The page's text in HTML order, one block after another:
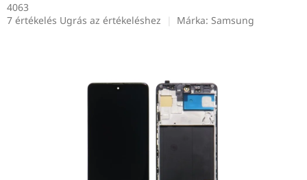
4063
A
7 értékelés Ugrás az értékeléshez Márka: Samsung